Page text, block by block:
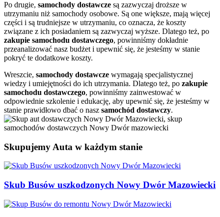
Po drugie, samochody dostawcze są zazwyczaj droższe w
utrzymaniu niż samochody osobowe. Są one większe, mają więcej
części i są trudniejsze w utrzymaniu, co oznacza, że koszty
związane z ich posiadaniem są zazwyczaj wyższe. Dlatego też, po
zakupie samochodu dostawczego, powinniśmy dokładnie
przeanalizować nasz budżet i upewnić się, że jesteśmy w stanie
pokryć te dodatkowe koszty.
Wreszcie, samochody dostawcze wymagają specjalistycznej
wiedzy i umiejętności do ich utrzymania. Dlatego też, po zakupie
samochodu dostawczego, powinniśmy zainwestować w
odpowiednie szkolenie i edukację, aby upewnić się, że jesteśmy w
stanie prawidłowo dbać o nasz samochód dostawczy.
Skupujemy Auta w każdym stanie
Skub Busów uszkodzonych Nowy Dwór Mazowiecki